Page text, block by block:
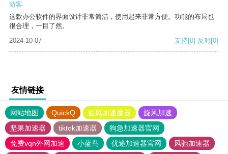
游客
这款办公软件的界面设计非常简洁，使用起来非常方便。功能的布局也
很合理，一目了然。
2024-10-07
支持[0] 反对[0]
友情链接
网站地图 QuickQ 旋风加速度器
旋风加速
坚果加速器
tiktok加速器
狗急加速器官网
免费vqn外网加速
小蓝鸟 优途加速器官网
风驰加速器